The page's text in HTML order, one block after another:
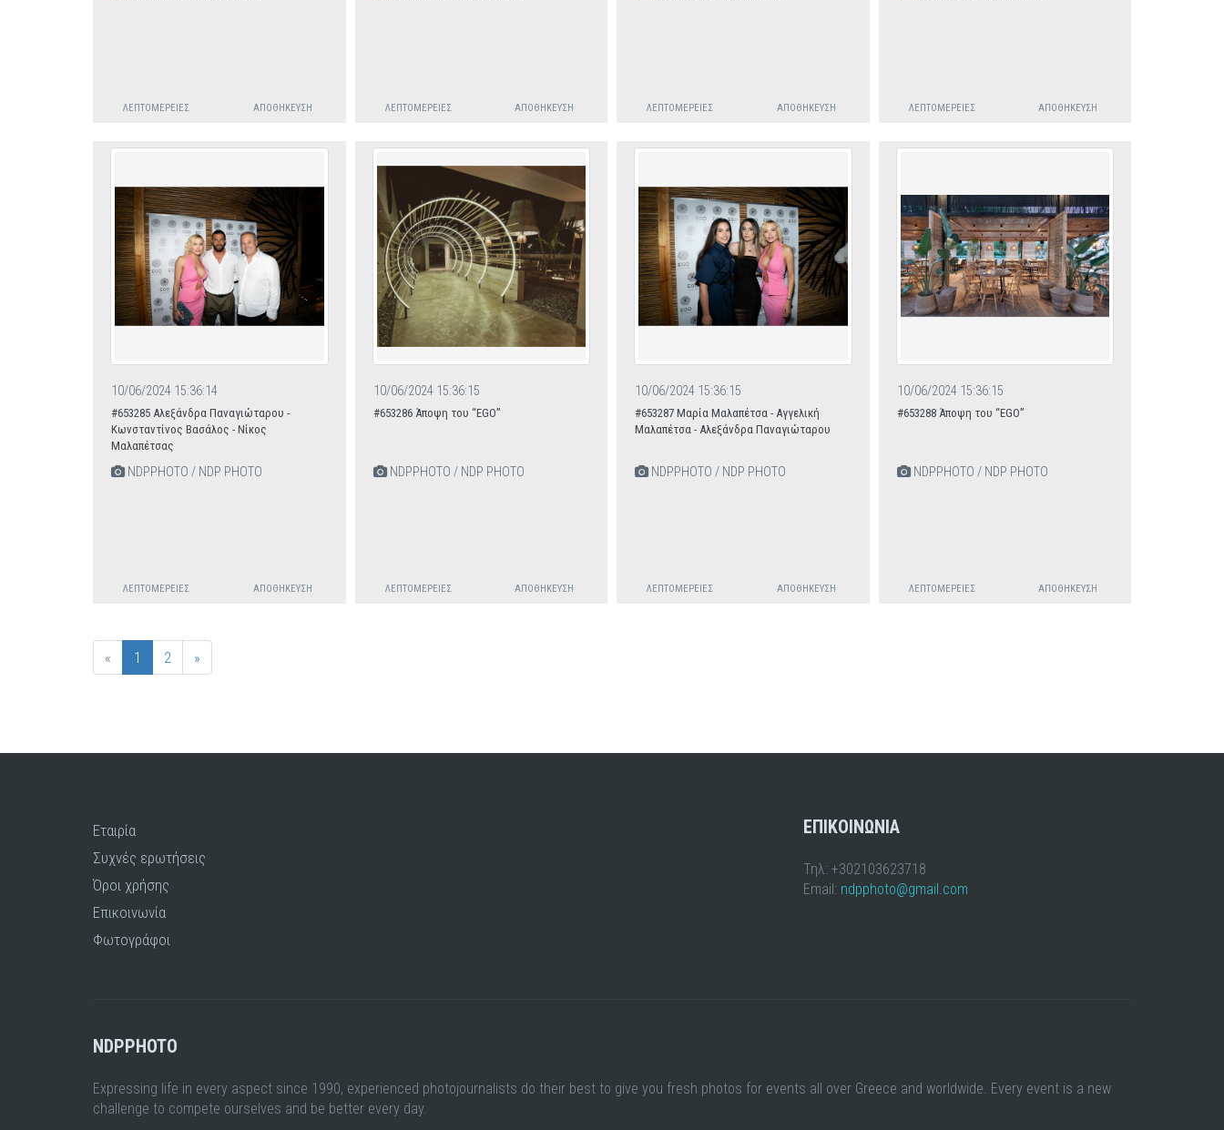
ΛΕΠΤΟΜΈΡΕΙΕΣ ΑΠΟΘΉΚΕΥΣΗ ΛΕΠΤΟΜΈΡΕΙΕΣ ΑΠΟΘΉΚΕΥΣΗ ΛΕΠΤΟΜΈΡΕΙΕΣ ΑΠΟΘΉΚΕΥΣΗ ΛΕΠΤΟΜΈΡΕΙΕΣ ΑΠΟΘΉΚΕΥΣΗ
10/06/2024 15:36:14
#653285 Αλεξάνδρα Παναγιώταρου -
Κωνσταντίνος Βασάλος - Νίκος
Μαλαπέτσας
NDPPHOTO / NDP PHOTO
ΛΕΠΤΟΜΈΡΕΙΕΣ ΑΠΟΘΉΚΕΥΣΗ
10/06/2024 15:36:15
#653286 Άποψη του “EGO”
NDPPHOTO / NDP PHOTO
ΛΕΠΤΟΜΈΡΕΙΕΣ ΑΠΟΘΉΚΕΥΣΗ
10/06/2024 15:36:15
#653287 Μαρία Μαλαπέτσα - Αγγελική
Μαλαπέτσα - Αλεξάνδρα Παναγιώταρου
NDPPHOTO / NDP PHOTO
ΛΕΠΤΟΜΈΡΕΙΕΣ ΑΠΟΘΉΚΕΥΣΗ
10/06/2024 15:36:15
#653288 Άποψη του “EGO”
NDPPHOTO / NDP PHOTO
ΛΕΠΤΟΜΈΡΕΙΕΣ ΑΠΟΘΉΚΕΥΣΗ
« 1 2 »
Εταιρία
Συχνές ερωτήσεις
Όροι χρήσης
Επικοινωνία
Φωτογράφοι
ΕΠΙΚΟΙΝΩΝΙΑ
Τηλ: +302103623718
Email: ndpphoto@gmail.com
NDPPHOTO
Expressing life in every aspect since 1990, experienced photojournalists do their best to give you fresh photos for events all over Greece and worldwide. Every event is a new
challenge to compete ourselves and be better every day.